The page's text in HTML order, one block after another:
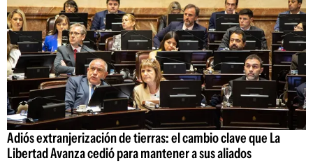
Adiós extranjerización de tierras: el cambio clave que La
Libertad Avanza cedió para mantener a sus aliados